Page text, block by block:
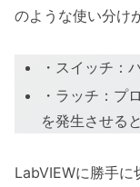
のような使い分け
・スイッチ：
・ラッチ：プ
を発生させる
LabVIEWに勝手